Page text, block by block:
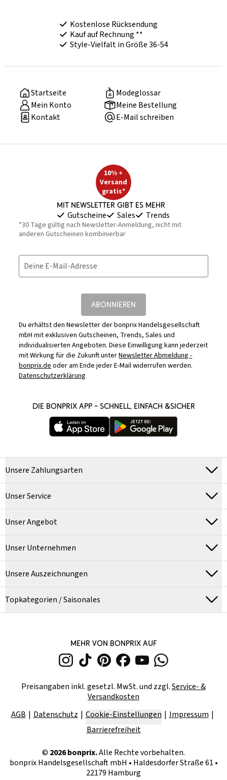
Kostenlose Rücksendung
Kauf auf Rechnung **
Style-Vielfalt in Größe 36-54
Startseite
Modeglossar
Mein Konto
Meine Bestellung
Kontakt
E-Mail schreiben
10% +
Versand
gratis*
Mit Newsletter gibt es mehr
Gutscheine Sales Trends
*30 Tage gültig nach Newsletter-Anmeldung, nicht mit
anderen Gutscheinen kombinierbar
Deine E-Mail-Adresse
ABONNIEREN
Du erhältst den Newsletter der bonprix Handelsgesellschaft
mbH mit exklusiven Gutscheinen, Trends, Sales und
individualisierten Angeboten. Diese Einwilligung kann jederzeit
mit Wirkung für die Zukunft unterNewsletter Abmeldung -
bonprix.deoder am Ende jeder E-Mail widerrufen werden.
Datenschutzerklärung
DIE BONPRIX APP – SCHNELL, EINFACH &SICHER
Unsere Zahlungsarten
Unser Service
Unser Angebot
Unser Unternehmen
Unsere Auszeichnungen
Topkategorien / Saisonales
MEHR VON BONPRIX AUF
Preisangaben inkl. gesetzl. MwSt. und zzgl.Service- &
Versandkosten
AGB
Datenschutz Cookie-Einstellungen
Impressum
Barrierefreiheit
© 2026bonprix.Alle Rechte vorbehalten.
bonprix Handelsgesellschaft mbH • Haldesdorfer Straße 61 •
22179 Hamburg